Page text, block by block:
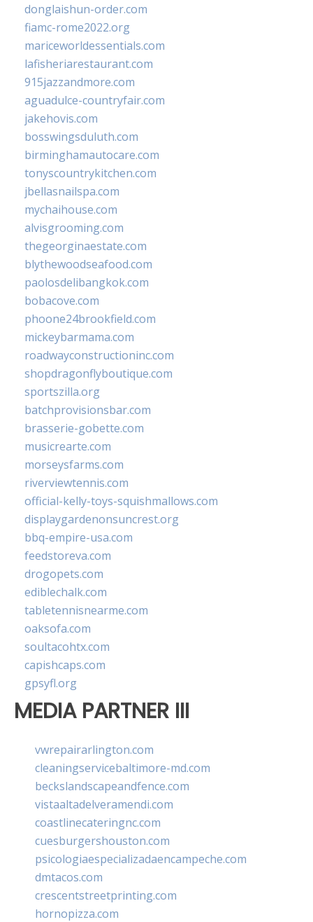
donglaishun-order.com
fiamc-rome2022.org
mariceworldessentials.com
lafisheriarestaurant.com
915jazzandmore.com
aguadulce-countryfair.com
jakehovis.com
bosswingsduluth.com
birminghamautocare.com
tonyscountrykitchen.com
jbellasnailspa.com
mychaihouse.com
alvisgrooming.com
thegeorginaestate.com
blythewoodseafood.com
paolosdelibangkok.com
bobacove.com
phoone24brookfield.com
mickeybarmama.com
roadwayconstructioninc.com
shopdragonflyboutique.com
sportszilla.org
batchprovisionsbar.com
brasserie-gobette.com
musicrearte.com
morseysfarms.com
riverviewtennis.com
official-kelly-toys-squishmallows.com
displaygardenonsuncrest.org
bbq-empire-usa.com
feedstoreva.com
drogopets.com
ediblechalk.com
tabletennisnearme.com
oaksofa.com
soultacohtx.com
capishcaps.com
gpsyfl.org
MEDIA PARTNER III
vwrepairarlington.com
cleaningservicebaltimore-md.com
beckslandscapeandfence.com
vistaaltadelveramendi.com
coastlinecateringnc.com
cuesburgershouston.com
psicologiaespecializadaencampeche.com
dmtacos.com
crescentstreetprinting.com
hornopizza.com